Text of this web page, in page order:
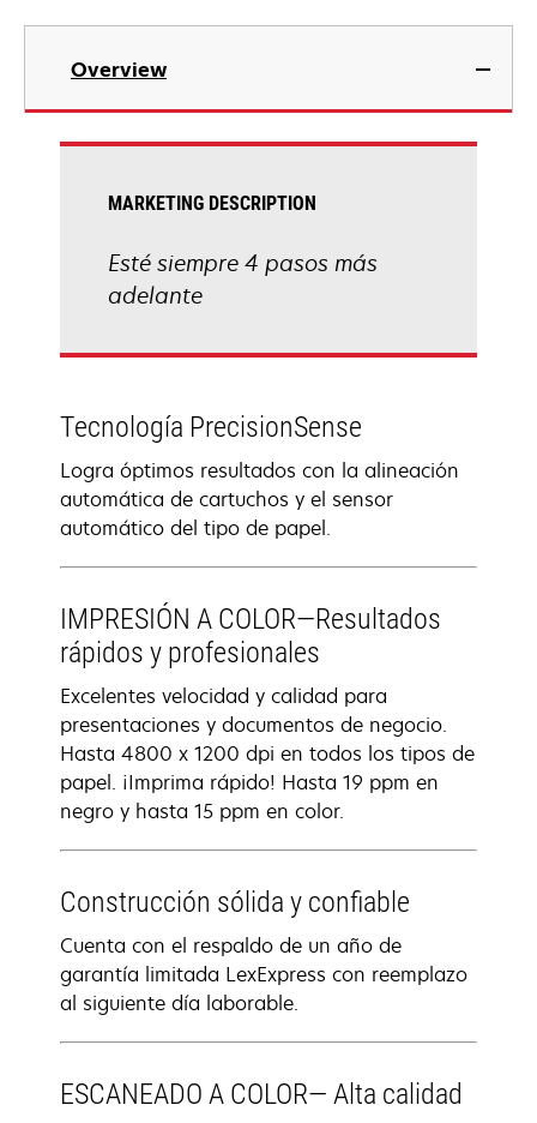
opens
new
Overview
MARKETING DESCRIPTION
Esté siempre 4 pasos más
adelante
Tecnología PrecisionSense
Logra óptimos resultados con la alineación
automática de cartuchos y el sensor
automático del tipo de papel.
IMPRESIÓN A COLOR—Resultados
rápidos y profesionales
Excelentes velocidad y calidad para
presentaciones y documentos de negocio.
Hasta 4800 x 1200 dpi en todos los tipos de
papel. ¡Imprima rápido! Hasta 19 ppm en
negro y hasta 15 ppm en color.
Construcción sólida y confiable
Cuenta con el respaldo de un año de
garantía limitada LexExpress con reemplazo
al siguiente día laborable.
ESCANEADO A COLOR— Alta calidad